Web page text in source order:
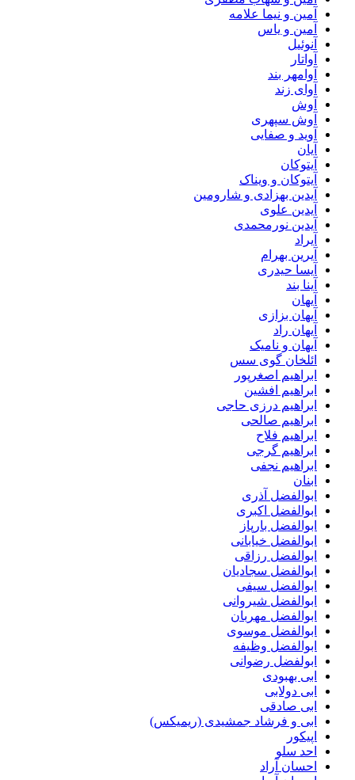
آمین و نیما علامه
آمین و یاس
آنوئیل
آواتار
آوامهر بند
آوای زند
آوش
آوش سپهری
آوید و صفایی
آیان
آیتوکان
آیتوکان و ویناک
آیدین بهزادی و شارومین
آیدین علوی
آیدین نورمحمدی
آیراد
آیرین بهرام
آیسا حیدری
آینا بند
آیهان
آیهان بزازی
آیهان راد
آیهان و نامیک
ائلخان گوی سس
ابراهیم اصغرپور
ابراهیم افشین
ابراهیم درزی حاجی
ابراهیم صالحی
ابراهیم فلاح
ابراهیم گرجی
ابراهیم نجفی
ابنان
ابوالفضل آذری
ابوالفضل اکبری
ابوالفضل بارپاز
ابوالفضل خیابانی
ابوالفضل رزاقی
ابوالفضل سجادیان
ابوالفضل سیفی
ابوالفضل شیروانی
ابوالفضل مهربان
ابوالفضل موسوی
ابوالفضل وظیفه
ابولفضل رضوانی
ابی بهبودی
ابی دولابی
ابی صادقی
ابی و فرشاد جمشیدی (ریمیکس)
اپیکور
احد سلو
احسان آراد